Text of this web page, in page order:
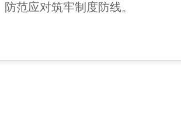
防范应对筑牢制度防线。